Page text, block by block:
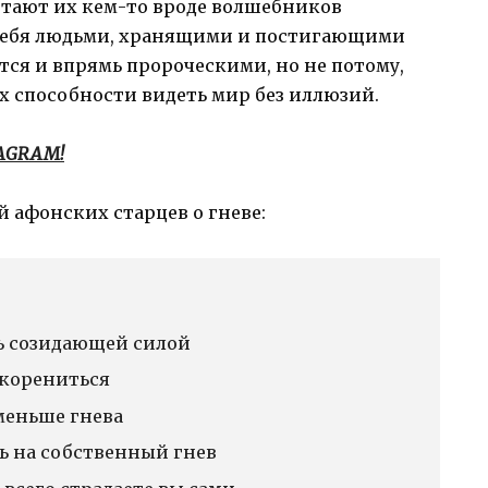
их кем-то вроде волшебников
людьми, хранящими и постигающими
и впрямь пророческими, но не потому,
способности видеть мир без иллюзий.
старцев о гневе:
созидающей силой
гнева
на собственный гнев